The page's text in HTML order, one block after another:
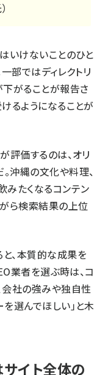
いけないことのひと
部ではディレクトリ
下がることが報告さ
るようになることが
評価するのは、オリ
。沖縄の文化や料理、
みたくなるコンテン
ら検索結果の上位
、本質的な成果を
業者を選ぶ時は、コ
会社の強みや独自性
選んでほしい」と木
イト全体の